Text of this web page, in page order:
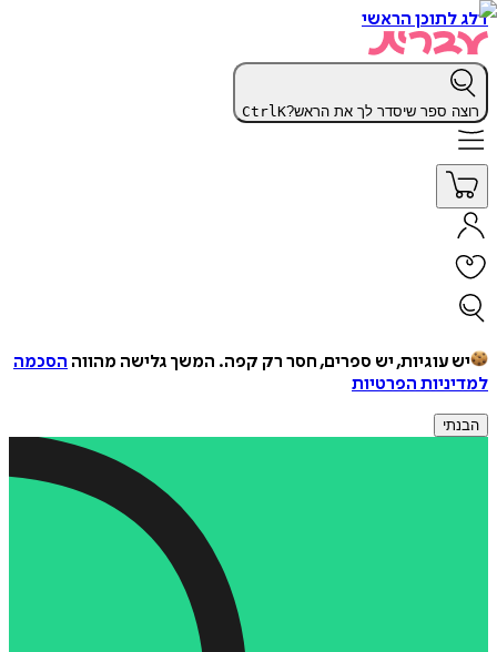
דלג לתוכן הראשי
רוצה ספר שיסדר לך את הראש? CtrlK
יש עוגיות, יש ספרים, חסר רק קפה. המשך גלישה מהווה הסכמה
למדיניות הפרטיות
הבנתי